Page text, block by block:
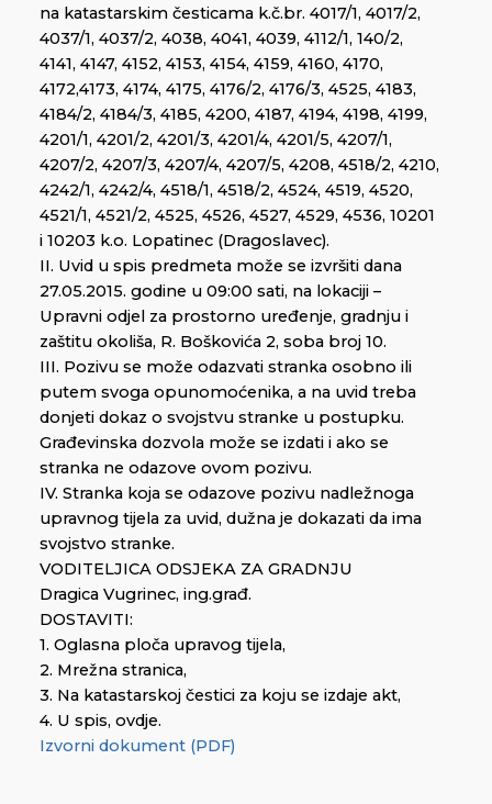
na katastarskim česticama k.č.br. 4017/1, 4017/2,
4037/1, 4037/2, 4038, 4041, 4039, 4112/1, 140/2,
4141, 4147, 4152, 4153, 4154, 4159, 4160, 4170,
4172,4173, 4174, 4175, 4176/2, 4176/3, 4525, 4183,
4184/2, 4184/3, 4185, 4200, 4187, 4194, 4198, 4199,
4201/1, 4201/2, 4201/3, 4201/4, 4201/5, 4207/1,
4207/2, 4207/3, 4207/4, 4207/5, 4208, 4518/2, 4210,
4242/1, 4242/4, 4518/1, 4518/2, 4524, 4519, 4520,
4521/1, 4521/2, 4525, 4526, 4527, 4529, 4536, 10201
i 10203 k.o. Lopatinec (Dragoslavec).
II. Uvid u spis predmeta može se izvršiti dana
27.05.2015. godine u 09:00 sati, na lokaciji –
Upravni odjel za prostorno uređenje, gradnju i
zaštitu okoliša, R. Boškovića 2, soba broj 10.
III. Pozivu se može odazvati stranka osobno ili
putem svoga opunomoćenika, a na uvid treba
donjeti dokaz o svojstvu stranke u postupku.
Građevinska dozvola može se izdati i ako se
stranka ne odazove ovom pozivu.
IV. Stranka koja se odazove pozivu nadležnoga
upravnog tijela za uvid, dužna je dokazati da ima
svojstvo stranke.
VODITELJICA ODSJEKA ZA GRADNJU
Dragica Vugrinec, ing.građ.
DOSTAVITI:
1. Oglasna ploča upravog tijela,
2. Mrežna stranica,
3. Na katastarskoj čestici za koju se izdaje akt,
4. U spis, ovdje.
Izvorni dokument (PDF)